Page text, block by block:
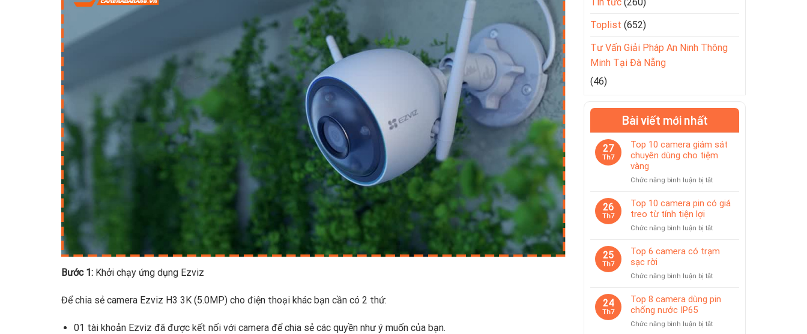
Bước 1: Khởi chạy ứng dụng Ezviz
Để chia sẻ camera Ezviz H3 3K (5.0MP) cho điện thoại khác bạn cần có 2 thứ:
01 tài khoản Ezviz đã được kết nối với camera để chia sẻ các quyền như ý muốn của bạn.
Toplist (652)
Tư Vấn Giải Pháp An Ninh Thông
Minh Tại Đà Nẵng
(46)
Bài viết mới nhất
27
Th7
Top 10 camera giám sát
chuyên dùng cho tiệm
vàng
Chức năng bình luận bị tắtở
10
camera
sát
dùng
26
Th7
Top 10 camera pin có giá
treo từ tính tiện lợi
Chức năng bình luận bị tắtở
10
có
treo
25
Th7
Top 6 camera có trạm
sạc rời
Chức năng bình luận bị tắtở
6
trạm
24
Th7
Top 8 camera dùng pin
chống nước IP65
Chức năng bình luận bị tắtở